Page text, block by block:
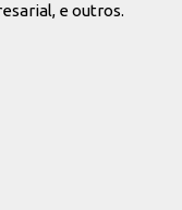
e outros.